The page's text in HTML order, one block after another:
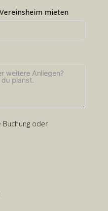
mieten
oder